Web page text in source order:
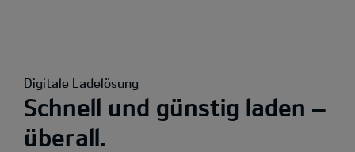
Digitale Ladelösung
Schnell und günstig laden –
überall.